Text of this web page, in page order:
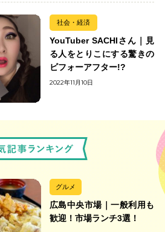
社会・経済
YouTuber SACHIさん｜見
る人をとりこにする驚きの
ビフォーアフター!?
2022年11月10日
グルメ
広島中央市場｜一般利用も
歓迎！市場ランチ3選！